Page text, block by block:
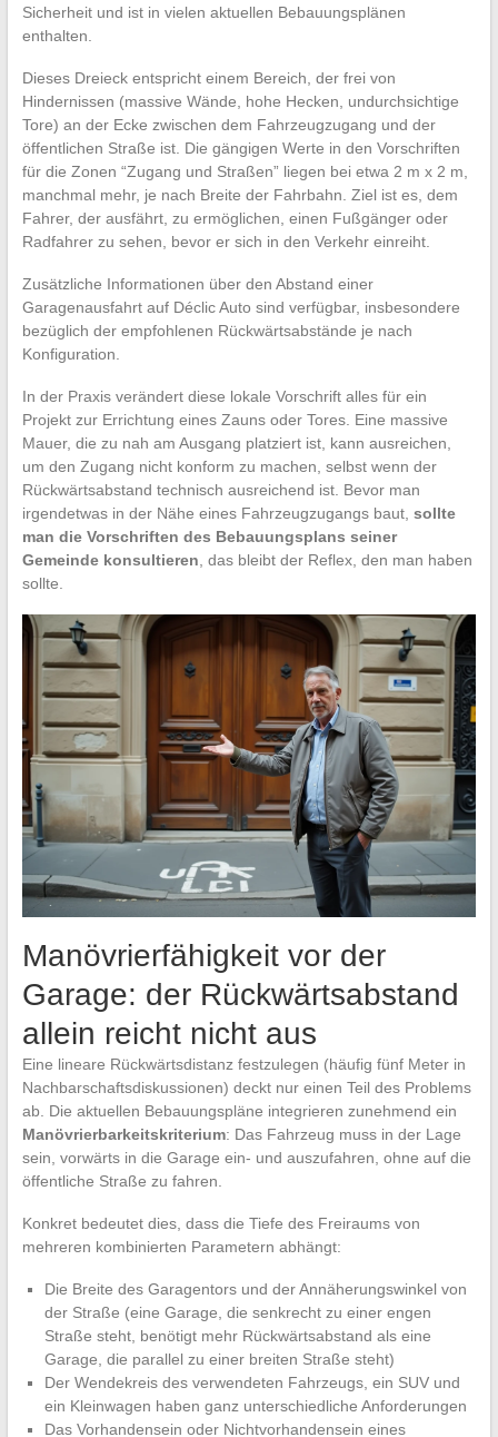
Sicherheit und ist in vielen aktuellen Bebauungsplänen
enthalten.
Dieses Dreieck entspricht einem Bereich, der frei von
Hindernissen (massive Wände, hohe Hecken, undurchsichtige
Tore) an der Ecke zwischen dem Fahrzeugzugang und der
öffentlichen Straße ist. Die gängigen Werte in den Vorschriften
für die Zonen “Zugang und Straßen” liegen bei etwa 2 m x 2 m,
manchmal mehr, je nach Breite der Fahrbahn. Ziel ist es, dem
Fahrer, der ausfährt, zu ermöglichen, einen Fußgänger oder
Radfahrer zu sehen, bevor er sich in den Verkehr einreiht.
Zusätzliche Informationen über den Abstand einer
Garagenausfahrt auf Déclic Auto sind verfügbar, insbesondere
bezüglich der empfohlenen Rückwärtsabstände je nach
Konfiguration.
In der Praxis verändert diese lokale Vorschrift alles für ein
Projekt zur Errichtung eines Zauns oder Tores. Eine massive
Mauer, die zu nah am Ausgang platziert ist, kann ausreichen,
um den Zugang nicht konform zu machen, selbst wenn der
Rückwärtsabstand technisch ausreichend ist. Bevor man
irgendetwas in der Nähe eines Fahrzeugzugangs baut, sollte
man die Vorschriften des Bebauungsplans seiner
Gemeinde konsultieren , das bleibt der Reflex, den man haben
sollte.
Manövrierfähigkeit vor der
Garage: der Rückwärtsabstand
allein reicht nicht aus
Eine lineare Rückwärtsdistanz festzulegen (häufig fünf Meter in
Nachbarschaftsdiskussionen) deckt nur einen Teil des Problems
ab. Die aktuellen Bebauungspläne integrieren zunehmend ein
Manövrierbarkeitskriterium: Das Fahrzeug muss in der Lage
sein, vorwärts in die Garage ein- und auszufahren, ohne auf die
öffentliche Straße zu fahren.
Konkret bedeutet dies, dass die Tiefe des Freiraums von
mehreren kombinierten Parametern abhängt:
Die Breite des Garagentors und der Annäherungswinkel von
der Straße (eine Garage, die senkrecht zu einer engen
Straße steht, benötigt mehr Rückwärtsabstand als eine
Garage, die parallel zu einer breiten Straße steht)
Der Wendekreis des verwendeten Fahrzeugs, ein SUV und
ein Kleinwagen haben ganz unterschiedliche Anforderungen
Das Vorhandensein oder Nichtvorhandensein eines